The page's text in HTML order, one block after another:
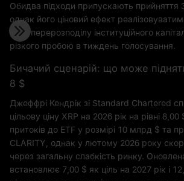
Обидва підходи припускають прийняття
однак його ціновий ефект
міру перерозподілу інституційного
різкого пробою в тиждень голосування.
Бичачий сценарій: що може
8 $
Джеффрі Кендрік зі Standard Chartered
цільову ціну XRP на 2026 рік на рівні
притоків до ETF у розмірі 10 млрд $ та
CLARITY, однак у лютому 2026 року
через загальну слабкість ринку.
встановлює 7,00 $ як ціль на 2027 рік і